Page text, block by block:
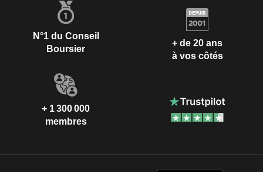
N°1 du Conseil
Boursier
+ de 20 ans
à vos côtés
+ 1 300 000
membres